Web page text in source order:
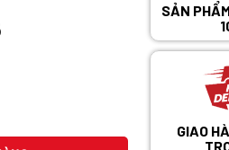
SẢN
GIAO